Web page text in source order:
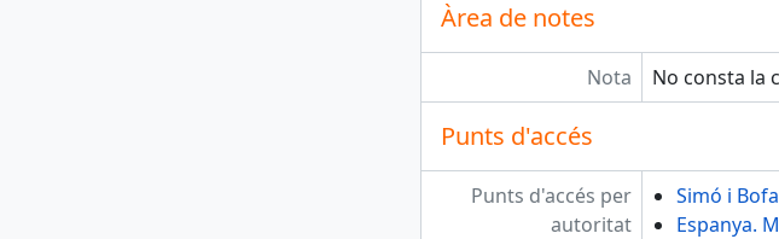
Àrea de notes
Nota No consta la
Punts d'accés
Punts d'accés per
autoritat
Simó i
Espanya.